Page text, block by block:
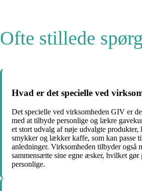
Ofte stillede
Hvad er det specielle ved
Det specielle ved virksomheden GIV er
med at tilbyde personlige og lækre
et stort udvalg af nøje udvalgte produkter,
smykker og lækker kaffe, som kan passe
anledninger. Virksomheden tilbyder også
sammensætte sine egne æsker, hvilket gør
personlige.